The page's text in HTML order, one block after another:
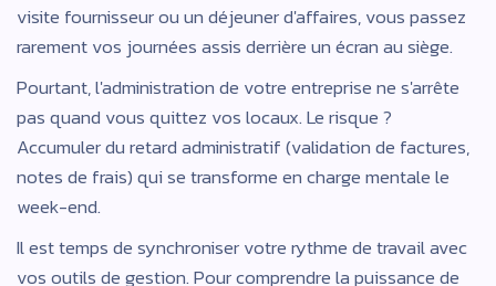
visite fournisseur ou un déjeuner d'affaires, vous passez
rarement vos journées assis derrière un écran au siège.
Pourtant, l'administration de votre entreprise ne s'arrête
pas quand vous quittez vos locaux. Le risque ?
Accumuler du retard administratif (validation de factures,
notes de frais) qui se transforme en charge mentale le
week-end.
Il est temps de synchroniser votre rythme de travail avec
vos outils de gestion. Pour comprendre la puissance de